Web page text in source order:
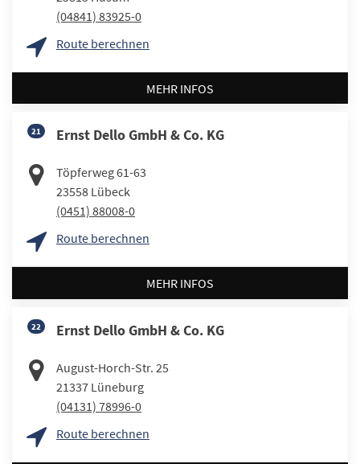
(04841) 83925-0
Route berechnen
MEHR INFOS
21 Ernst Dello GmbH & Co. KG
Töpferweg 61-63
23558 Lübeck
(0451) 88008-0
Route berechnen
MEHR INFOS
22 Ernst Dello GmbH & Co. KG
August-Horch-Str. 25
21337 Lüneburg
(04131) 78996-0
Route berechnen